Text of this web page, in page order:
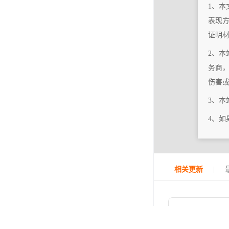
1、本
表现
证明
2、本
务商
伤害
3、本
4、如
相关更新